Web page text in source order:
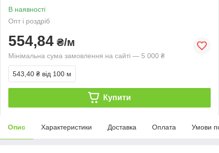
В наявності
Опт і роздріб
554,84 ₴/м
Мінімальна сума замовлення на сайті — 5 000 ₴
543,40 ₴ від 100 м
Купити
Опис Характеристики Доставка Оплата Умови